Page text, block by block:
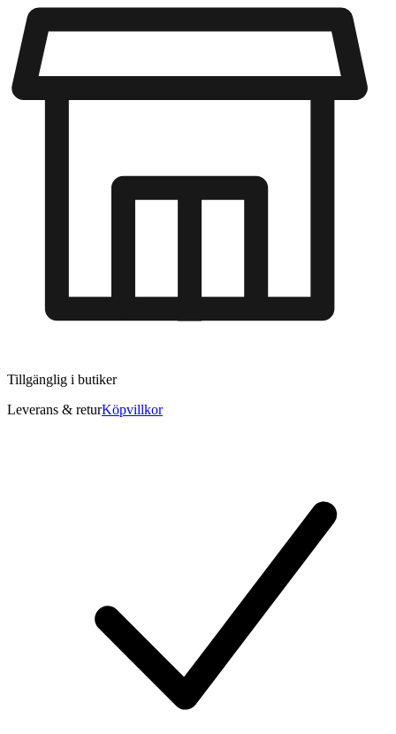
Tillgänglig i butiker
Leverans & returKöpvillkor